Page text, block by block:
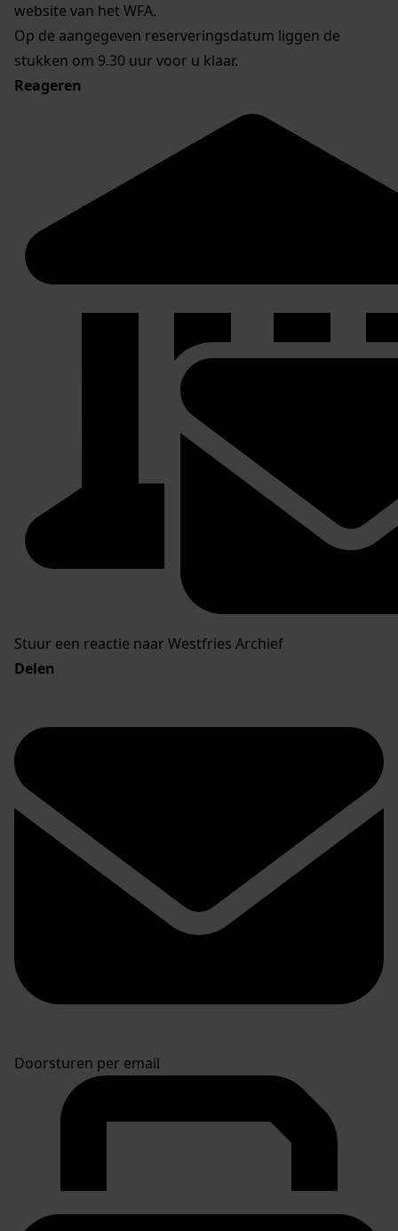
website van het WFA.
Op de aangegeven reserveringsdatum liggen de
stukken om 9.30 uur voor u klaar.
Reageren
Stuur een reactie naar Westfries Archief
Delen
Doorsturen per email